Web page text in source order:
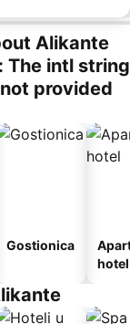
Alikante
The intl string
provided
Gostionica
hotel